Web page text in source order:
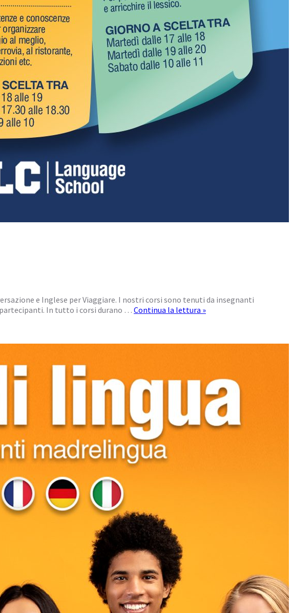
e Inglese per Viaggiare. I nostri corsi sono tenuti da insegnanti
partecipanti. In tutto i corsi durano … Continua la lettura »